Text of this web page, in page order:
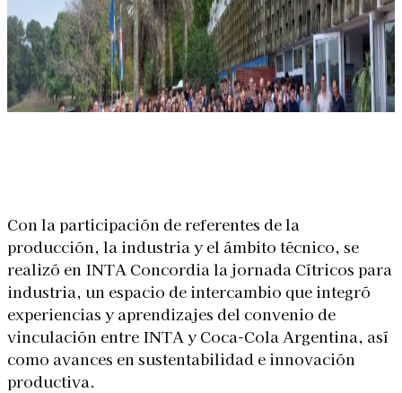
Con la participación de referentes de la
producción, la industria y el ámbito técnico, se
realizó en INTA Concordia la jornada Cítricos para
industria, un espacio de intercambio que integró
experiencias y aprendizajes del convenio de
vinculación entre INTA y Coca-Cola Argentina, así
como avances en sustentabilidad e innovación
productiva.